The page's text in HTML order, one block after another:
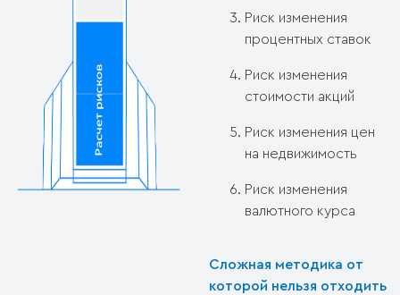
Риск изменения
процентных ставок
Риск изменения
стоимости акций
Риск изменения цен
на недвижимость
Риск изменения
валютного курса
Сложная методика от
которой нельзя отходить